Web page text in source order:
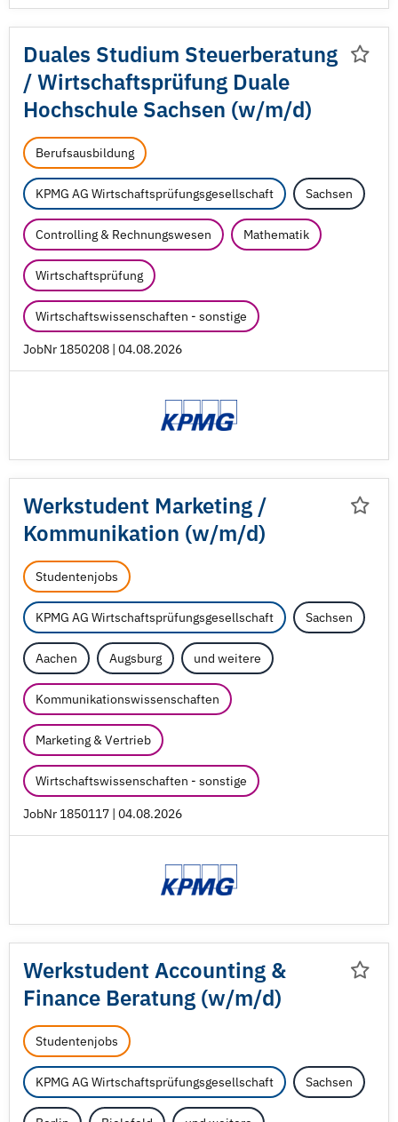
Duales Studium Steuerberatung
/Wirtschaftsprüfung Duale
Hochschule Sachsen (w/m/d)
Berufsausbildung
KPMG AG Wirtschaftsprüfungsgesellschaft Sachsen
Controlling & Rechnungswesen Mathematik
Wirtschaftsprüfung
Wirtschaftswissenschaften - sonstige
JobNr 1850208 | 04.08.2026
Werkstudent Marketing /
Kommunikation (w/m/d)
Studentenjobs
KPMG AG Wirtschaftsprüfungsgesellschaft Sachsen
Aachen Augsburg und weitere
Kommunikationswissenschaften
Marketing & Vertrieb
Wirtschaftswissenschaften - sonstige
JobNr 1850117 | 04.08.2026
Werkstudent Accounting &
Finance Beratung (w/m/d)
Studentenjobs
KPMG AG Wirtschaftsprüfungsgesellschaft Sachsen